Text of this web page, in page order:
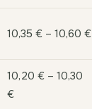
10,35 € – 10,60 €
10,20 € – 10,30
€